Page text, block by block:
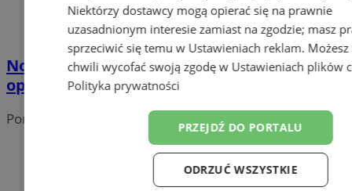
Nowoczesne rozwiązania w Wodzisławiu:
opłać podatek w aplikacji mObywatel!
Portal należy do sieci
Niektórzy dostawcy mogą opierać się na prawnie
uzasadnionym interesie zamiast na zgodzie; masz
sprzeciwić się temu w Ustawieniach reklam.
chwili wycofać swoją zgodę w Ustawieniach plików
Polityka prywatności
PRZEJDŹ DO PORTALU
ODRZUĆ WSZYSTKIE